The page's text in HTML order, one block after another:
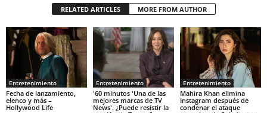
RELATED ARTICLES MORE FROM AUTHOR
Entretenimiento
Fecha de lanzamiento,
elenco y más –
Hollywood Life
Entretenimiento
'60 minutos 'Una de las
mejores marcas de TV
News'. ¿Puede resistir la
Entretenimiento
Mahira Khan elimina
Instagram después de
condenar el ataque